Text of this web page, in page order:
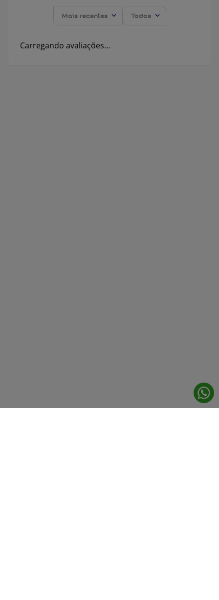
Mais recentes Todos
Carregando avaliações…